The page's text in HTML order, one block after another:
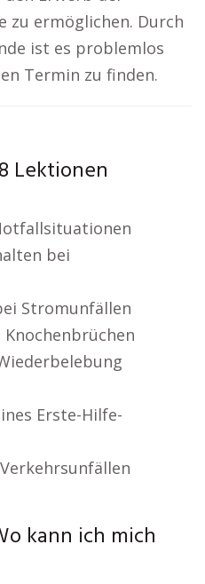
zu ermöglichen. Durch
ist es problemlos
Termin zu finden.
Lektionen
bei
Stromunfällen
Erste-Hilfe-
kann ich mich